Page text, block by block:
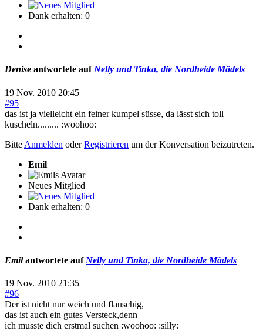
Dank erhalten: 0
Denise antwortete auf Nelly und Tinka, die Nordheide Mädels
19 Nov. 2010 20:45
#95
das ist ja vielleicht ein feiner kumpel süsse, da lässt sich toll
kuscheln......... :woohoo:
Bitte Anmelden oderRegistrieren um der Konversation beizutreten.
Emil
Neues Mitglied
Dank erhalten: 0
Emilantwortete auf Nelly und Tinka, die Nordheide Mädels
19 Nov. 2010 21:35
#96
Der ist nicht nur weich und flauschig,
das ist auch ein gutes Versteck,denn
ich musste dich erstmal suchen :woohoo: :silly: